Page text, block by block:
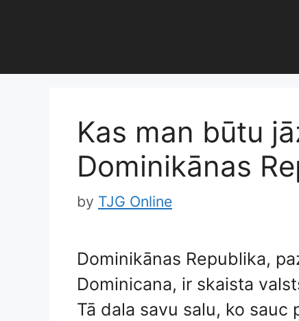
Kas man būtu
Dominikānas
by TJG Online
Dominikānas Republika,
Dominicana, ir skaista
Tā dala savu salu, ko sauc